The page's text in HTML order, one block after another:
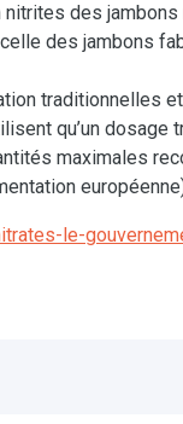
des jambons
des jambons
traditionnelles
qu’un
maximales
le-